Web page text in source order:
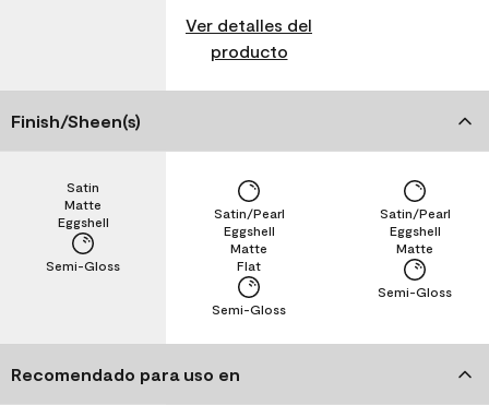
Ver detalles del
producto
Finish/Sheen(s)
Semi-Gloss
Eggshell
Matte
Satin
Semi-Gloss
Flat
Matte
Eggshell
Satin/Pearl
Semi-Gloss
Matte
Eggshell
Satin/Pearl
Recomendado para uso en